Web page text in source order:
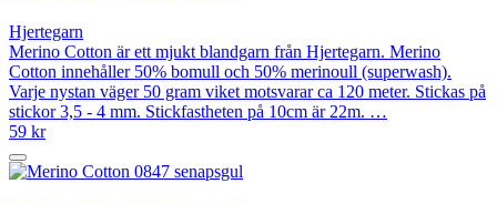
Hjertegarn
Merino Cotton är ett mjukt blandgarn från Hjertegarn. Merino
Cotton innehåller 50% bomull och 50% merinoull (superwash).
Varje nystan väger 50 gram viket motsvarar ca 120 meter. Stickas på
stickor 3,5 - 4 mm. Stickfastheten på 10cm är 22m. …
59 kr